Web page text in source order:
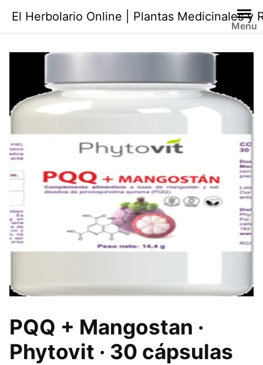
contenido
El Herbolario Online | Plantas Medicinales y
Menu
PQQ + Mangostan ·
Phytovit · 30 cápsulas